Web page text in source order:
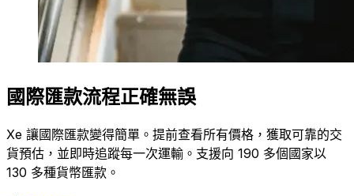
國際匯款流程正確無誤
Xe 讓國際匯款變得簡單。提前查看所有價格，獲取可靠的交
貨預估，並即時追蹤每一次運輸。支援向 190 多個國家以
130 多種貨幣匯款。